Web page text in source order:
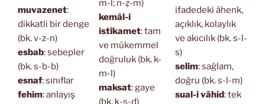
muvazenet:
dikkatli bir denge
(bk. v-z-n)
esbab: sebepler
(bk. s-b-b)
esnaf: sınıflar
fehim: anlayış
m-l; n-ẓ-m)
kemâl-i
istikamet: tam
ve mükemmel
doğruluk (bk. k-
m-l)
maksat: gaye
(bk. ḳ-ṣ-d)
ifadedeki âhenk,
açıklık, kolaylık
ve akıcılık (bk. s-l-
s)
selim: sağlam,
doğru (bk. s-l-m)
sual-i vâhid: tek